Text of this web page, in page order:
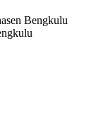
Bengkulu